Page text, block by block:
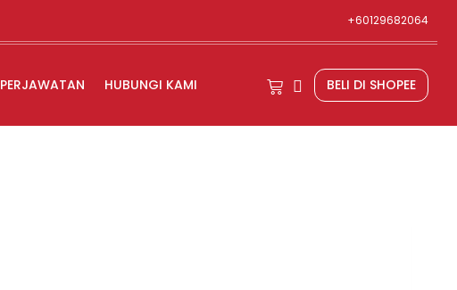
+60129682064
PERJAWATAN HUBUNGI KAMI BELI DI SHOPEE